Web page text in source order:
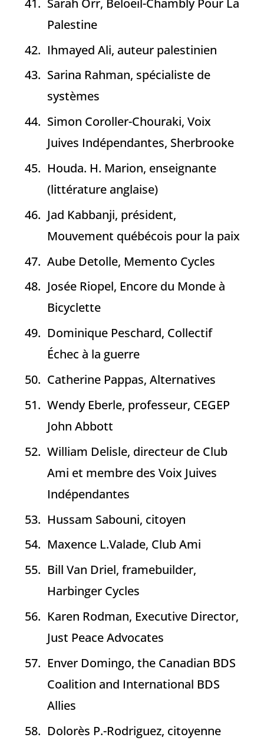
Palestine
Ihmayed Ali, auteur palestinien
Sarina Rahman, spécialiste de
systèmes
Simon Coroller-Chouraki, Voix
Juives Indépendantes, Sherbrooke
Houda. H. Marion, enseignante
(littérature anglaise)
Jad Kabbanji, président,
Mouvement québécois pour la paix
Aube Detolle, Memento Cycles
Josée Riopel, Encore du Monde à
Bicyclette
Dominique Peschard, Collectif
Échec à la guerre
Catherine Pappas, Alternatives
Wendy Eberle, professeur, CEGEP
John Abbott
William Delisle, directeur de Club
Ami et membre des Voix Juives
Indépendantes
Hussam Sabouni, citoyen
Maxence L.Valade, Club Ami
Bill Van Driel, framebuilder,
Harbinger Cycles
Karen Rodman, Executive Director,
Just Peace Advocates
Enver Domingo, the Canadian BDS
Coalition and International BDS
Allies
Dolorès P.-Rodriguez, citoyenne